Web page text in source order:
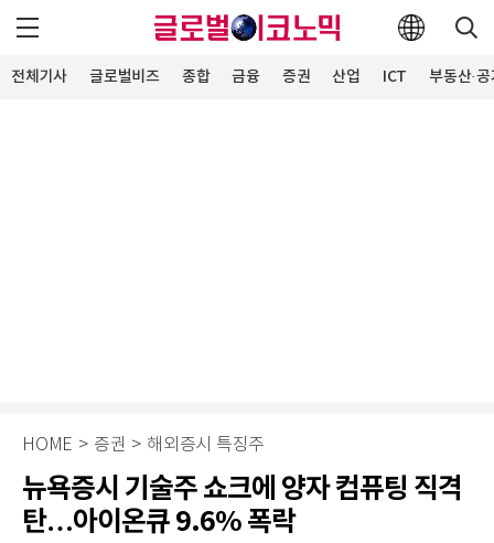
전체기사 글로벌비즈 종합 금융 증권 산업 ICT 부동산·
HOME > 증권 > 해외증시 특징주
뉴욕증시 기술주 쇼크에 양자 컴퓨팅 직격
탄…아이온큐 9.6% 폭락